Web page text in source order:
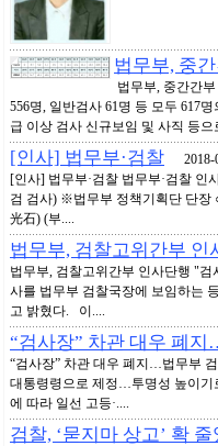
법무부, 중
법무부, 중간간
556명, 일반검사 61명 등 모두 617
급 이상 검사 신규보임 및 사직 등으
[인사] 법무부·검찰 2018-
[인사] 법무부·검찰 법무부·검찰 인
검 검사) ※법무부 정책기획단 단장
光石) (부....
법무부, 검찰고위간부
법무부, 검찰고위간부 인사단행 "검
사를 법무부 검찰국장에 보임하는
고 밝혔다. 이....
“검사장” 차관 대우 폐
“검사장” 차관 대우 폐지…법무부
대통령령으로 제정…투명성 높이기
에 따라 일선 고등·....
검찰, ‘묻지마 상고’ 확